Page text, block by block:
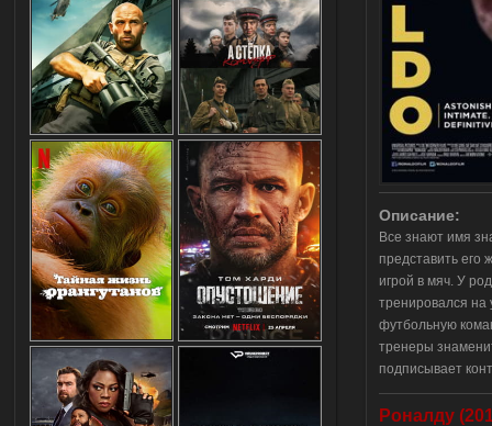
Описание:
Все знают имя
представить его
игрой в мяч. У
тренировался на
футбольную
тренеры
подписывает
Роналду